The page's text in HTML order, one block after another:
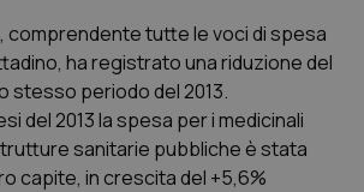
comprendente tutte le voci di spesa
ha registrato una riduzione del
stesso periodo del 2013.
del 2013 la spesa per i medicinali
sanitarie pubbliche è stata
capite, in crescita del +5,6%